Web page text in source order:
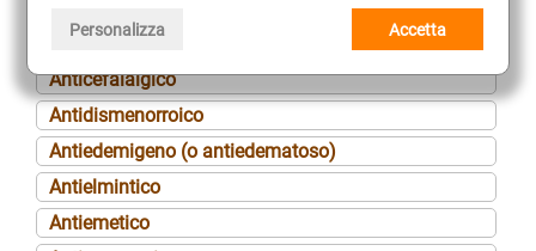
Personalizza Accetta
Antiaggregante piastrinico
Anticefalalgico
Antidismenorroico
Antiedemigeno (o antiedematoso)
Antielmintico
Antiemetico